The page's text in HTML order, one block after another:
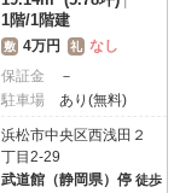
1階/1階建
敷 4万円 礼 なし
保証金
－
駐車場
あり(無料)
浜松市中央区西浅田２
丁目2-29
武道館（静岡県）停 徒歩